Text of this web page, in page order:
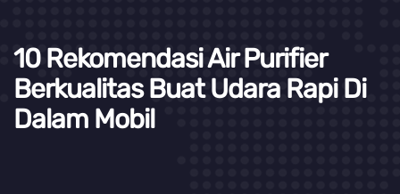
10 Rekomendasi Air Purifier
Berkualitas Buat Udara Rapi Di
Dalam Mobil